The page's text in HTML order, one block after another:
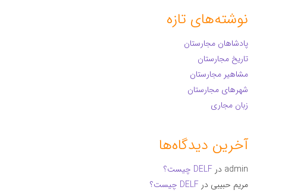
نوشته‌های تازه
پادشاهان مجارستان
تاریخ مجارستان
مشاهیر مجارستان
شهرهای مجارستان
زبان مجاری
آخرین دیدگاه‌ها
admin در DELF چیست؟
مریم حبیبی در DELF چیست؟